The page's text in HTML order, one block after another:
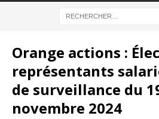
Orange actions :
représentants
de surveillance du
novembre 2024